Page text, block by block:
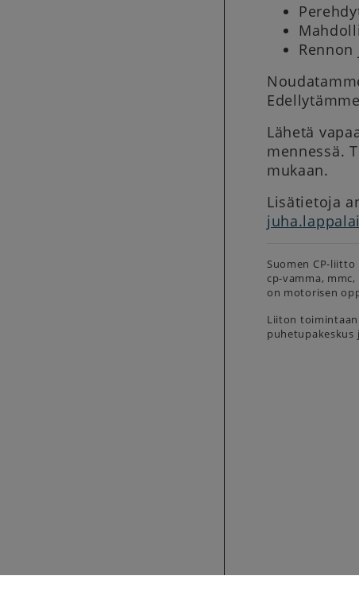
Lähetä
mennessä.
mukaan.
Lisätietoja
Suomen CP-
cp-vamma,
on motorisen
Liiton